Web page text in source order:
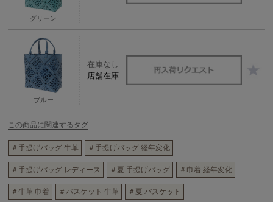
グリーン
ブルー
在庫なし
店舗在庫
この商品に関連するタグ
＃手提げバッグ 牛革 ＃手提げバッグ 経年変化
＃手提げバッグ レディース ＃夏 手提げバッグ ＃巾着 経年変化
＃牛革 巾着 ＃バスケット 牛革 ＃夏 バスケット